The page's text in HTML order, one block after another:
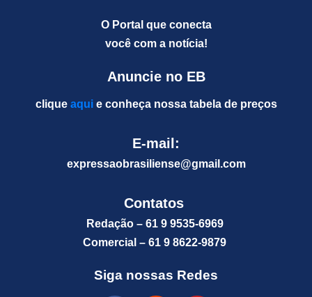
O Portal que conecta
você com a notícia!
Anuncie no EB
clique aquie conheça nossa tabela de preços
E-mail:
expressaobrasiliense@gmail.com
Contatos
Redação – 61 9 9535-6969
Comercial – 61 9 8622-9879
Siga nossas Redes